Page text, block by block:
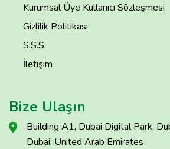
Kurumsal Üye Kullanıcı Sözleşmesi
Gizlilik Politikası
S.S.S
İletişim
Bize Ulaşın
Building A1, Dubai Digital Park,
Dubai, United Arab Emirates